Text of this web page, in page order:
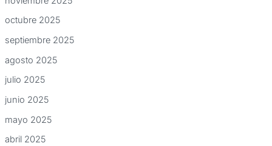
octubre 2025
septiembre 2025
agosto 2025
julio 2025
junio 2025
mayo 2025
abril 2025